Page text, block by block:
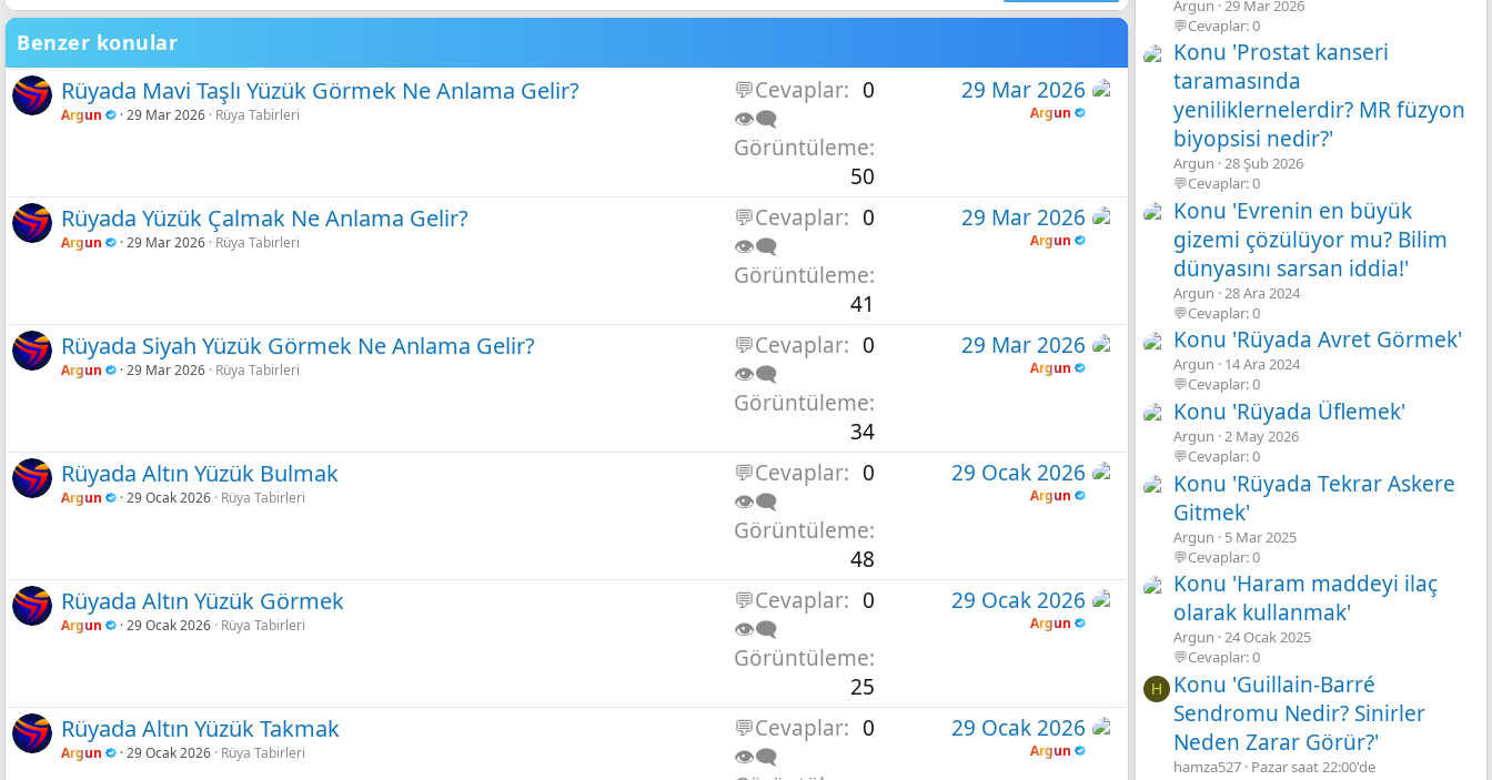
26
Gölgeli Mavi
Gölgeli Mor
Gölgeli Gül Rengi
Gölgeli Siyah
Shadow neon
Tahoma
Times New Roman
Verdana
Benzer konular
Rüyada Mavi Taşlı Yüzük Görmek Ne Anlama Gelir?
Argun 29 Mar 2026 Rüya Tabirleri
💬Cevaplar
0
👁️‍🗨️
Görüntüleme
50
29 Mar 2026
Argun
Rüyada Yüzük Çalmak Ne Anlama Gelir?
Argun 29 Mar 2026 Rüya Tabirleri
💬Cevaplar
0
👁️‍🗨️
Görüntüleme
41
29 Mar 2026
Argun
Rüyada Siyah Yüzük Görmek Ne Anlama Gelir?
Argun 29 Mar 2026 Rüya Tabirleri
💬Cevaplar
0
👁️‍🗨️
Görüntüleme
34
29 Mar 2026
Argun
Rüyada Altın Yüzük Bulmak
Argun 29 Ocak 2026 Rüya Tabirleri
💬Cevaplar
0
👁️‍🗨️
Görüntüleme
48
29 Ocak 2026
Argun
Rüyada Altın Yüzük Görmek
Argun 29 Ocak 2026 Rüya Tabirleri
💬Cevaplar
0
👁️‍🗨️
Görüntüleme
25
29 Ocak 2026
Argun
Rüyada Altın Yüzük Takmak
Argun 29 Ocak 2026 Rüya Tabirleri
💬Cevaplar
0
👁️‍🗨️
29 Ocak 2026
Argun
Argun
29 Mar 2026
💬Cevaplar: 0
Konu 'Prostat kanseri
taramasında
yeniliklernelerdir? MR füzyon
biyopsisi nedir?'
Argun 28 Şub 2026
💬Cevaplar: 0
Konu 'Evrenin en büyük
gizemi çözülüyor mu? Bilim
dünyasını sarsan iddia!'
Argun 28 Ara 2024
💬Cevaplar: 0
Konu 'Rüyada Avret Görmek'
Argun
14 Ara 2024
💬Cevaplar: 0
Konu 'Rüyada Üflemek'
Argun 2 May 2026
💬Cevaplar: 0
Konu 'Rüyada Tekrar Askere
Gitmek'
Argun
5 Mar 2025
💬Cevaplar: 0
Konu 'Haram maddeyi ilaç
olarak kullanmak'
Argun 24 Ocak 2025
💬Cevaplar: 0
H
Konu 'Guillain-Barré
Sendromu Nedir? Sinirler
Neden Zarar Görür?'
hamza527 Pazar saat 22:00'de